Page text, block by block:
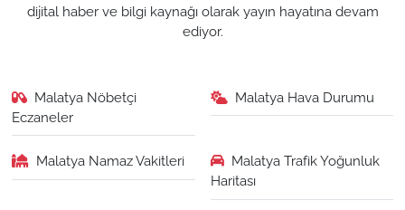
dijital haber ve bilgi kaynağı olarak yayın hayatına devam
ediyor.
Malatya Nöbetçi
Eczaneler
Malatya Hava Durumu
Malatya Namaz Vakitleri
Malatya Trafik Yoğunluk
Haritası